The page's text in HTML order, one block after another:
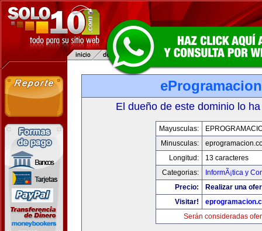
El dueño de este dominio lo
Mayusculas:
Minusculas:
Longitud:
13 caracteres
Categorias:
InformÃ¡tica y
Precio:
Realizar una
Visitar!
Serán consideradas